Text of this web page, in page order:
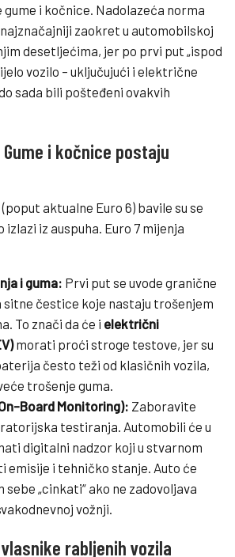
gume i kočnice. Nadolazeća norma
zaokret u automobilskoj
desetljećima, jer po prvi put „ispod
vozilo – uključujući i električne
sada bili pošteđeni ovakvih
i kočnice postaju
aktualne Euro 6) bavile su se
iz auspuha. Euro 7 mijenja
i guma: Prvi put se uvode granične
sitne čestice koje nastaju trošenjem
To znači da će i električni
morati proći stroge testove, jer su
često teži od klasičnih vozila,
trošenje guma.
Board Monitoring): Zaboravite
testiranja. Automobili će u
digitalni nadzor koji u stvarnom
emisije i tehničko stanje. Auto će
„cinkati“ ako ne zadovoljava
vožnji.
rabljenih vozila